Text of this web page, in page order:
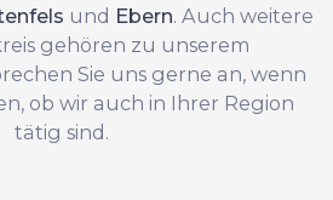
und Ebern. Auch weitere
gehören zu unserem
Sie uns gerne an, wenn
ob wir auch in Ihrer Region
tätig sind.